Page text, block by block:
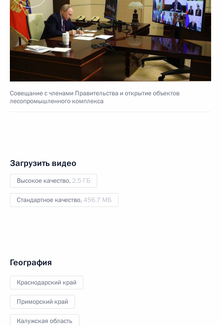
Совещание с членами Правительства и открытие объектов
лесопромышленного комплекса
Загрузить видео
Высокое качество, 2.5 ГБ
Стандартное качество,456.7 МБ
География
Краснодарский край
Приморский край
Калужская область